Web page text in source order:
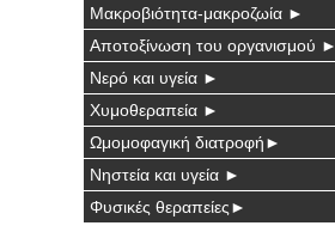
Μακροβιότητα-μακροζωία ►
Αποτοξίνωση του οργανισμού ►
Νερό και υγεία ►
Χυμοθεραπεία ►
Ωμομοφαγική διατροφή►
Νηστεία και υγεία ►
Φυσικές θεραπείες►